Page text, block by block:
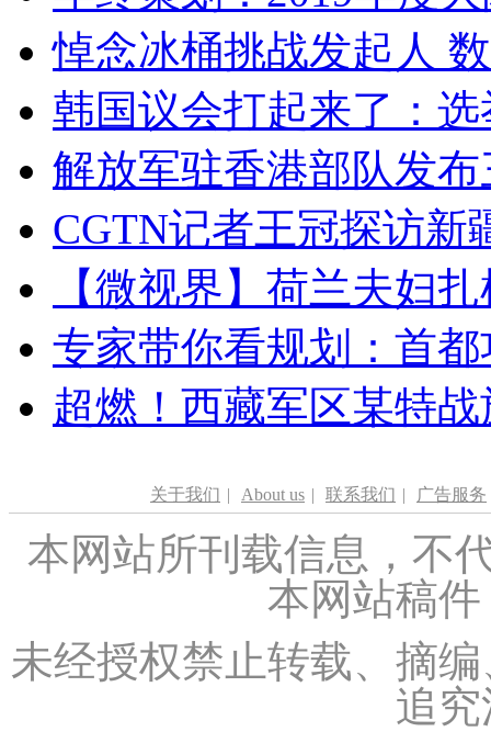
悼念冰桶挑战发起人
韩国议会打起来了：
解放军驻香港部队发
CGTN记者王冠探访新
【微视界】荷兰夫妇
专家带你看规划：首
超燃！西藏军区某特
关于我们 | About us | 联系我们 | 广告服务
本网站所刊载信息，不
本网站稿
未经授权禁止转载、摘
追